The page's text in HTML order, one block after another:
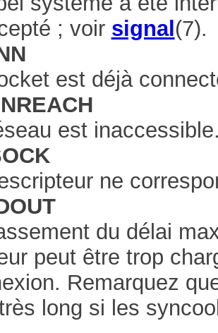
; voir signal (7).
est déjà
est
ne
du délai
peut être trop
Remarquez
long si les